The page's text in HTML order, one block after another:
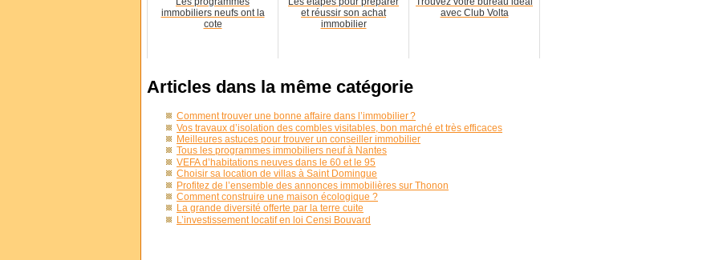
immobiliers neufs ont la
cote
et réussir son achat
immobilier
avec Club Volta
Articles dans la même catégorie
Comment trouver une bonne affaire dans l’immobilier ?
Vos travaux d’isolation des combles visitables, bon marché et très efficaces
Meilleures astuces pour trouver un conseiller immobilier
Tous les programmes immobiliers neuf à Nantes
VEFA d’habitations neuves dans le 60 et le 95
Choisir sa location de villas à Saint Domingue
Profitez de l’ensemble des annonces immobilières sur Thonon
Comment construire une maison écologique ?
La grande diversité offerte par la terre cuite
L’investissement locatif en loi Censi Bouvard